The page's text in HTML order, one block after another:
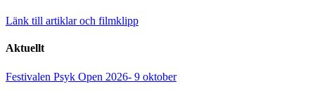
Länk till artiklar och filmklipp
Aktuellt
Festivalen Psyk Open 2026- 9 oktober